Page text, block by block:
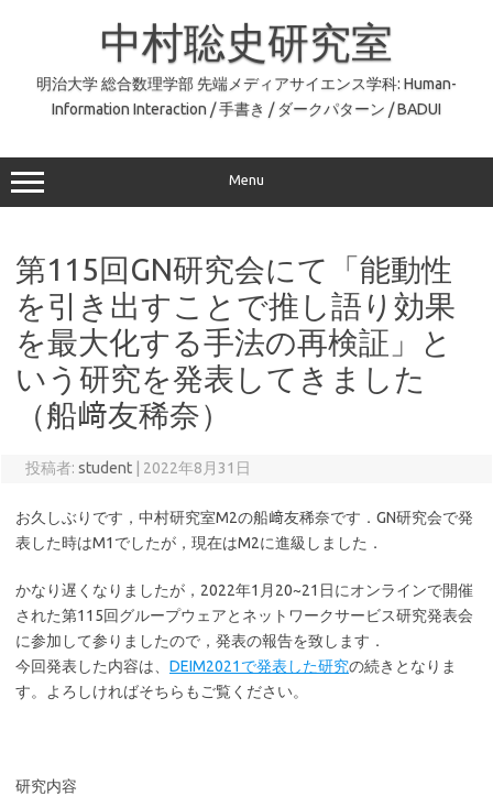
中村聡史研究室
明治大学 総合数理学部 先端メディアサイエンス学科: Human-
Information Interaction / 手書き / ダークパターン / BADUI
Menu
第115回GN研究会にて「能動性
を引き出すことで推し語り効果
を最大化する手法の再検証」と
いう研究を発表してきました
（船﨑友稀奈）
投稿者: student 2022年8月31日
お久しぶりです，中村研究室M2の船﨑友稀奈です．GN研究会で発
表した時はM1でしたが，現在はM2に進級しました．
かなり遅くなりましたが，2022年1月20~21日にオンラインで開催
された第115回グループウェアとネットワークサービス研究発表会
に参加して参りましたので，発表の報告を致します．
今回発表した内容は、 DEIM2021で発表した研究の続きとなりま
す。よろしければそちらもご覧ください。
研究内容